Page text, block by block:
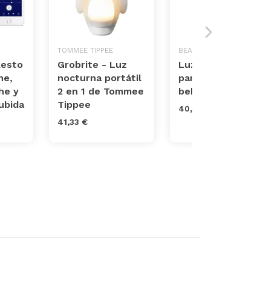
y
TOMMEE TIPPEE
Grobrite - Luz
nocturna portátil
2 en 1 de Tommee
Tippee
41,33 €
BEABA
Luz nocturna
para niños y
bebés portátil
40,00 €